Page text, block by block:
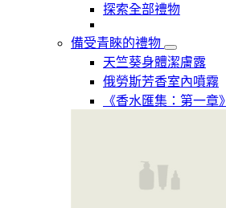
探索全部禮物
備受青睞的禮物
天竺葵身體潔膚露
俄勞斯芳香室內噴霧
《香水匯集：第一章》​